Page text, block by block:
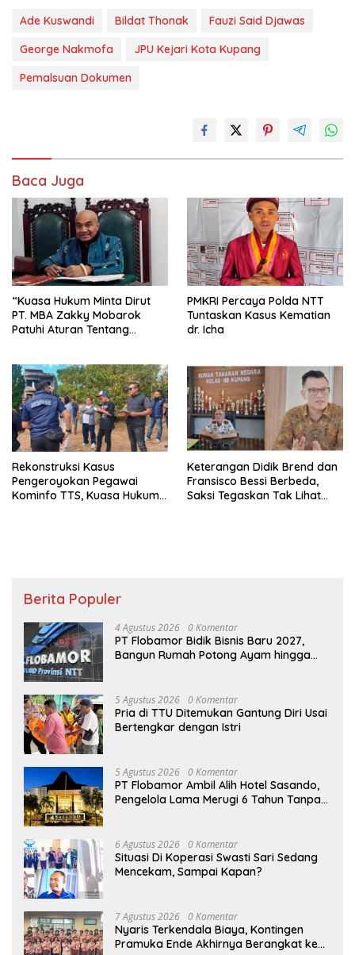
Ade Kuswandi Bildat Thonak
Fauzi Said Djawas
George Nakmofa
JPU Kejari Kota Kupang
Pemalsuan Dokumen
Baca Juga
“Kuasa Hukum Minta Dirut
PT. MBA Zakky Mobarok
Patuhi Aturan Tentang
PMKRI Percaya Polda NTT
Tuntaskan Kasus Kematian
dr. Icha
Rekonstruksi Kasus
Pengeroyokan Pegawai
Kominfo TTS, Kuasa Hukum
Keterangan Didik Brend dan
Fransisco Bessi Berbeda,
Saksi Tegaskan Tak Lihat
Berita Populer
4 Agustus 2026 0 Komentar
PT Flobamor Bidik Bisnis Baru 2027,
Bangun Rumah Potong Ayam hingga
5 Agustus 2026 0 Komentar
Pria di TTU Ditemukan Gantung Diri Usai
Bertengkar dengan Istri
5 Agustus 2026 0 Komentar
PT Flobamor Ambil Alih Hotel Sasando,
Pengelola Lama Merugi 6 Tahun Tanpa
6 Agustus 2026 0 Komentar
Situasi Di Koperasi Swasti Sari Sedang
Mencekam, Sampai Kapan?
7 Agustus 2026 0 Komentar
Nyaris Terkendala Biaya, Kontingen
Pramuka Ende Akhirnya Berangkat ke